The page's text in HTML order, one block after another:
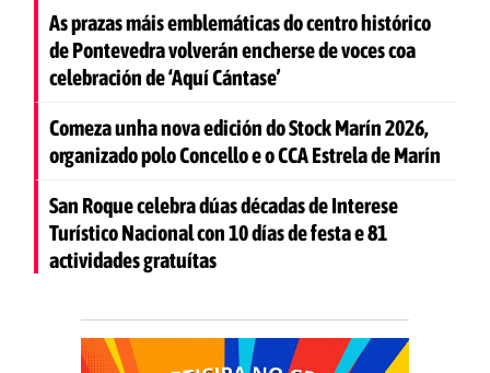
As prazas máis emblemáticas do centro histórico
de Pontevedra volverán encherse de voces coa
celebración de ‘Aquí Cántase’
Comeza unha nova edición do Stock Marín 2026,
organizado polo Concello e o CCA Estrela de Marín
San Roque celebra dúas décadas de Interese
Turístico Nacional con 10 días de festa e 81
actividades gratuítas